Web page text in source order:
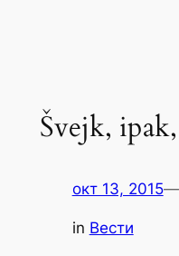
Švejk,
окт 13, 2015—
in Вести